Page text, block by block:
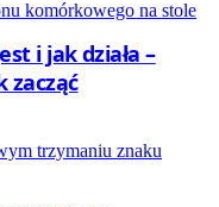
i jak działa –
zacząć